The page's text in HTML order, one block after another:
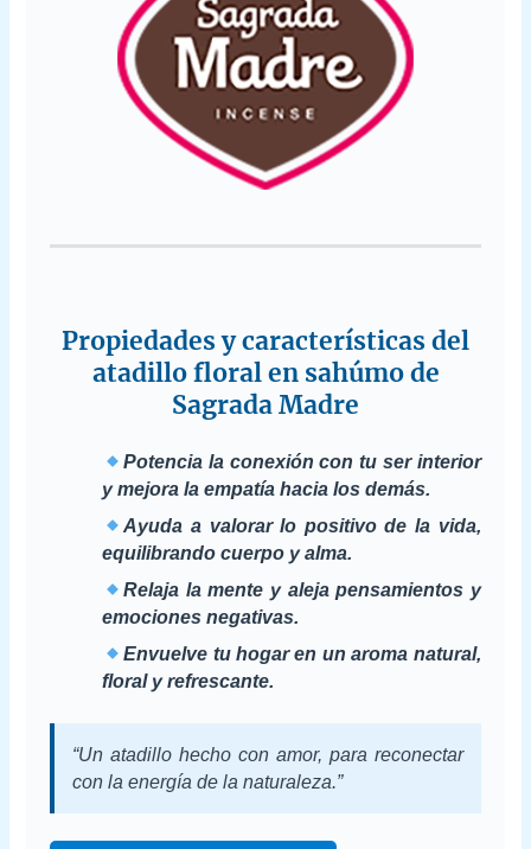
Propiedades y características del
atadillo floral en sahúmo de
Sagrada Madre
Potencia la conexión con tu ser interior
y mejora la empatía hacia los demás.
Ayuda a valorar lo positivo de la vida,
equilibrando cuerpo y alma.
Relaja la mente y aleja pensamientos y
emociones negativas.
Envuelve tu hogar en un aroma natural,
floral y refrescante.
“Un atadillo hecho con amor, para reconectar
con la energía de la naturaleza.”